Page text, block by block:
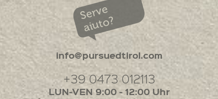
Serve
aiuto?
info@pursuedtirol.com
+39 0473 012113
LUN-VEN 9:00 - 12:00 Uhr